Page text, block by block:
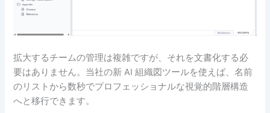
拡大するチームの管理は複雑ですが、それを文書化する必
要はありません。当社の新 AI 組織図ツールを使えば、名前
のリストから数秒でプロフェッショナルな視覚的階層構造
へと移行できます。